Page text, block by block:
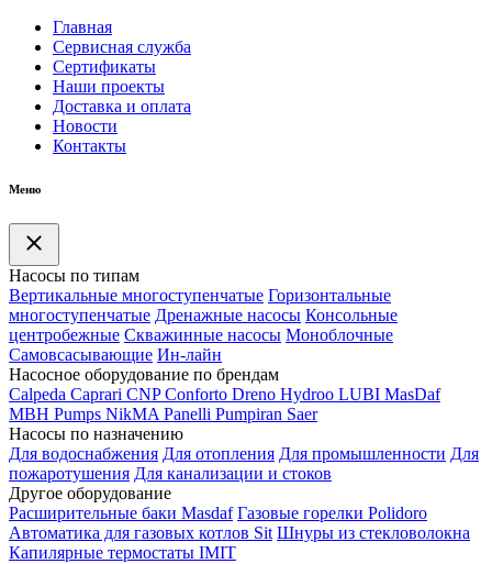
Главная
Сервисная служба
Сертификаты
Наши проекты
Доставка и оплата
Новости
Контакты
Меню
Насосы по типам
Вертикальные многоступенчатые Горизонтальные
многоступенчатые Дренажные насосы Консольные
центробежные Скважинные насосы Моноблочные
Самовсасывающие Ин-лайн
Насосное оборудование по брендам
Calpeda Caprari CNP Conforto Dreno Hydroo LUBI MasDaf
MBH Pumps NikMA Panelli Pumpiran Saer
Насосы по назначению
Для водоснабжения Для отопления Для промышленности Для
пожаротушения Для канализации и стоков
Другое оборудование
Расширительные баки Masdaf Газовые горелки Polidoro
Автоматика для газовых котлов Sit Шнуры из стекловолокна
Капилярные термостаты IMIT